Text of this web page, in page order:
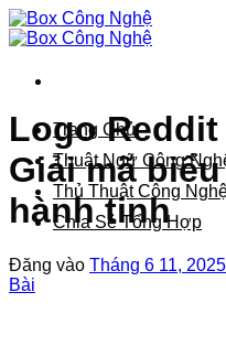
Bỏ
qua
dung
Trang Chủ
Thuật Ngữ Công
Thủ Thuật Công
Chia Sẻ Tổng Hợp
Logo
Giải mã
hành tinh
Đăng vào Tháng 6 11, 2025
Bài